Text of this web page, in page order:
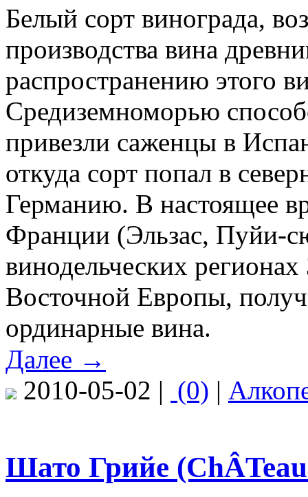
Белый сорт винограда,
производства вина
распространению этого
Средиземноморью
привезли саженцы в
откуда сорт попал в
Германию. В настоящее
Франции (Эльзас, Пуйи-
винодельческих
Восточной Европы,
ординарные вина.
Далее →
2010-05-02 | (0) |
Шато Грийе